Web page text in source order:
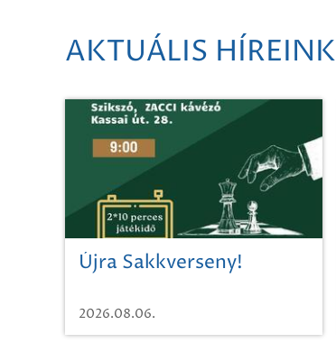
AKTUÁLIS HÍREINK
Újra Sakkverseny!
2026.08.06.